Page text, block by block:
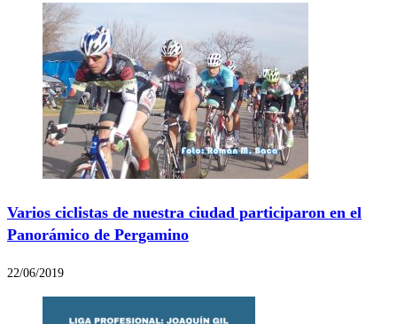
Varios ciclistas de nuestra ciudad participaron en el
Panorámico de Pergamino
22/06/2019